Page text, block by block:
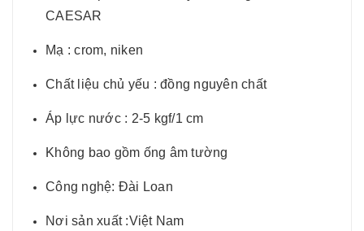
CAESAR
Mạ : crom, niken
Chất liệu chủ yếu : đồng nguyên chất
Áp lực nước : 2-5 kgf/1 cm
Không bao gồm ống âm tường
Công nghệ: Đài Loan
Nơi sản xuất :Việt Nam